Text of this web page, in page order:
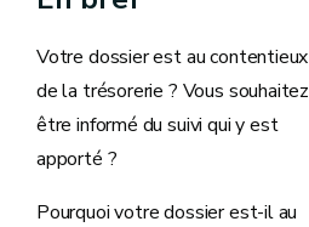
Votre dossier est au contentieux
de la trésorerie ? Vous souhaitez
être informé du suivi qui y est
apporté ?
Pourquoi votre dossier est-il au